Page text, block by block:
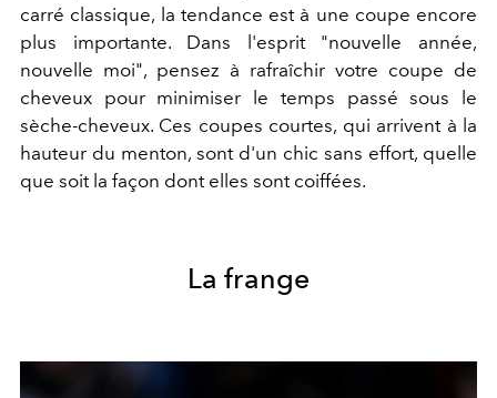
carré classique, la tendance est à une coupe encore
plus importante. Dans l'esprit "nouvelle année,
nouvelle moi", pensez à rafraîchir votre coupe de
cheveux pour minimiser le temps passé sous le
sèche-cheveux. Ces coupes courtes, qui arrivent à la
hauteur du menton, sont d'un chic sans effort, quelle
que soit la façon dont elles sont coiffées.
La frange